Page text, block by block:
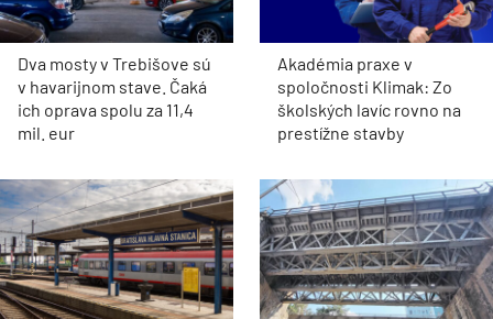
Dva mosty v Trebišove sú
v havarijnom stave. Čaká
ich oprava spolu za 11,4
mil. eur
Akadémia praxe v
spoločnosti Klimak: Zo
školských lavíc rovno na
prestížne stavby